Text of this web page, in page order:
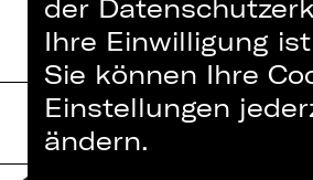
der
Ihre Einwilligung
Sie können Ihre
Einstellungen
ändern.